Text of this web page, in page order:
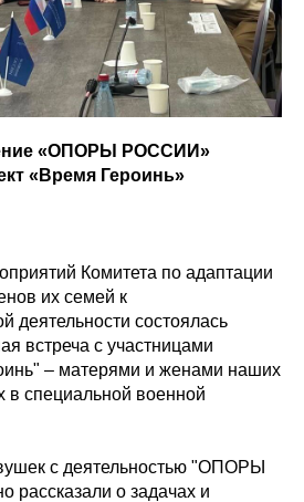
«ОПОРЫ РОССИИ»
«Время Героинь»
Комитета по адаптации
их семей к
деятельности состоялась
встреча с участницами
– матерями и женами наших
в специальной военной
с деятельностью "ОПОРЫ
о задачах и